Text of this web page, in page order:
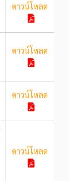
ดาวน์โหลด
ดาวน์โหลด
ดาวน์โหลด
ดาวน์โหลด